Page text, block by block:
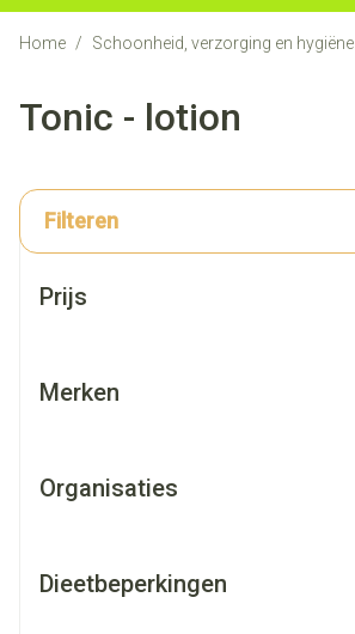
Home / Schoonheid, verzorging en hygiëne
Tonic - lotion
Filteren
Prijs
Merken
Organisaties
Dieetbeperkingen